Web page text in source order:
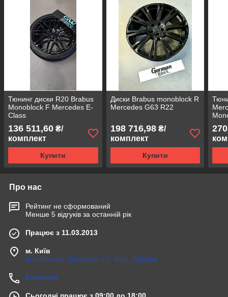
Тюнинг диски R20 Brabus
Monoblock F Mercedes E-
Class
136 511,60 ₴/
комплект
Купити
Диски Brabus monoblock R
Mercedes G63 R22
198 716,98₴/
комплект
Купити
Про нас
Рейтинг не сформований
Менше 5 відгуків за останній рік
Працює з 11.03.2013
м. Київ
вул.Миколи Грінченка 2/1, Київ, Україна
Контакти